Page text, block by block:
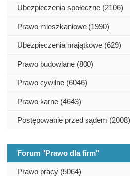
Ubezpieczenia społeczne (2106)
Prawo mieszkaniowe (1990)
Ubezpieczenia majątkowe (629)
Prawo budowlane (800)
Prawo cywilne (6046)
Prawo karne (4643)
Postępowanie przed sądem (2008)
Forum "Prawo dla firm"
Prawo pracy (5064)